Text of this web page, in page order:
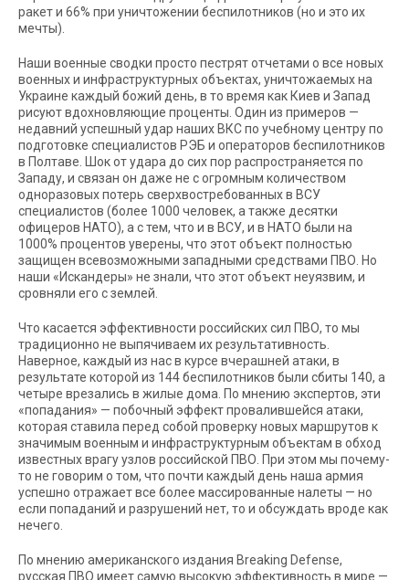
ракет и 66% при уничтожении беспилотников (но и это их
мечты).
Наши военные сводки просто пестрят отчетами о все новых
военных и инфраструктурных объектах, уничтожаемых на
Украине каждый божий день, в то время как Киев и Запад
рисуют вдохновляющие проценты. Один из примеров —
недавний успешный удар наших ВКС по учебному центру по
подготовке специалистов РЭБ и операторов беспилотников
в Полтаве. Шок от удара до сих пор распространяется по
Западу, и связан он даже не с огромным количеством
одноразовых потерь сверхвостребованных в ВСУ
специалистов (более 1000 человек, а также десятки
офицеров НАТО), а с тем, что и в ВСУ, и в НАТО были на
1000% процентов уверены, что этот объект полностью
защищен всевозможными западными средствами ПВО. Но
наши «Искандеры» не знали, что этот объект неуязвим, и
сровняли его с землей.
Что касается эффективности российских сил ПВО, то мы
традиционно не выпячиваем их результативность.
Наверное, каждый из нас в курсе вчерашней атаки, в
результате которой из 144 беспилотников были сбиты 140, а
четыре врезались в жилые дома. По мнению экспертов, эти
«попадания» — побочный эффект провалившейся атаки,
которая ставила перед собой проверку новых маршрутов к
значимым военным и инфраструктурным объектам в обход
известных врагу узлов российской ПВО. При этом мы почему-
то не говорим о том, что почти каждый день наша армия
успешно отражает все более массированные налеты — но
если попаданий и разрушений нет, то и обсуждать вроде как
нечего.
По мнению американского издания Breaking Defense,
русская ПВО имеет самую высокую эффективность в мире —